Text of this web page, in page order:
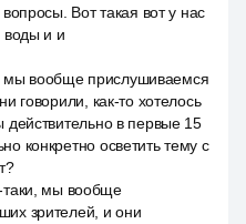
Вот такая вот у нас
воды и и
мы вообще прислушиваемся
говорили, как-то хотелось
в первые 15
конкретно осветить тему с
таки, мы вообще
зрителей, и они